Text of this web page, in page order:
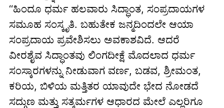
‘‘ಹಿಂದೂ ಧರ್ಮ ಹಲವಾರು ಸಿದ್ಧಾಂತ, ಸಂಪ್ರದಾಯಗಳ
ಸಮೂಹ ಸಂಸ್ಕೃತಿ. ಬಹುತೇಕ ಜನ್ಮದಿಂದಲೇ ಆಯಾ
ಸಂಪ್ರದಾಯ ಪ್ರವೇಶಿಸಲು ಅವಕಾಶವಿದೆ. ಆದರೆ
ವೀರಶೈವ ಸಿದ್ಧಾಂತವು ಲಿಂಗದೀಕ್ಷೆ ಮೊದಲಾದ ಧರ್ಮ
ಸಂಸ್ಕಾರಗಳನ್ನು ನೀಡುವಾಗ ವರ್ಣ, ಬಡವ, ಶ್ರೀಮಂತ,
ಕರಿಯ, ಬಿಳಿಯ ಮತ್ತಿತರ ಯಾವುದೇ ಭೇದ ನೋಡದೆ
ಸದ್ಗುಣ ಮತ್ತು ಸತ್ಕರ್ಮಗಳ ಆಧಾರದ ಮೇಲೆ ಎಲ್ಲರಿಗೂ